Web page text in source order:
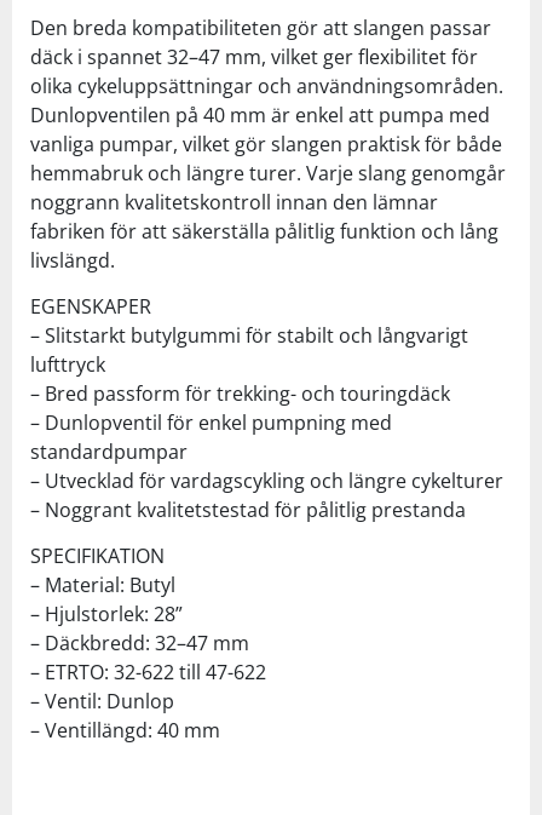
Den breda kompatibiliteten gör att slangen passar
däck i spannet 32–47 mm, vilket ger flexibilitet för
olika cykeluppsättningar och användningsområden.
Dunlopventilen på 40 mm är enkel att pumpa med
vanliga pumpar, vilket gör slangen praktisk för både
hemmabruk och längre turer. Varje slang genomgår
noggrann kvalitetskontroll innan den lämnar
fabriken för att säkerställa pålitlig funktion och lång
livslängd.
EGENSKAPER
– Slitstarkt butylgummi för stabilt och långvarigt
lufttryck
– Bred passform för trekking- och touringdäck
– Dunlopventil för enkel pumpning med
standardpumpar
– Utvecklad för vardagscykling och längre cykelturer
– Noggrant kvalitetstestad för pålitlig prestanda
SPECIFIKATION
– Material: Butyl
– Hjulstorlek: 28”
– Däckbredd: 32–47 mm
– ETRTO: 32-622 till 47-622
– Ventil: Dunlop
– Ventillängd: 40 mm